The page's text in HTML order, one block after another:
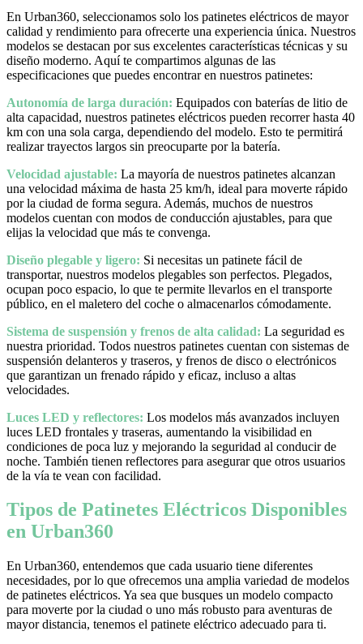
En Urban360, seleccionamos solo los patinetes eléctricos de mayor
calidad y rendimiento para ofrecerte una experiencia única. Nuestros
modelos se destacan por sus excelentes características técnicas y su
diseño moderno. Aquí te compartimos algunas de las
especificaciones que puedes encontrar en nuestros patinetes:
Autonomía de larga duración: Equipados con baterías de litio de
alta capacidad, nuestros patinetes eléctricos pueden recorrer hasta 40
km con una sola carga, dependiendo del modelo. Esto te permitirá
realizar trayectos largos sin preocuparte por la batería.
Velocidad ajustable: La mayoría de nuestros patinetes alcanzan
una velocidad máxima de hasta 25 km/h, ideal para moverte rápido
por la ciudad de forma segura. Además, muchos de nuestros
modelos cuentan con modos de conducción ajustables, para que
elijas la velocidad que más te convenga.
Diseño plegable y ligero: Si necesitas un patinete fácil de
transportar, nuestros modelos plegables son perfectos. Plegados,
ocupan poco espacio, lo que te permite llevarlos en el transporte
público, en el maletero del coche o almacenarlos cómodamente.
Sistema de suspensión y frenos de alta calidad: La seguridad es
nuestra prioridad. Todos nuestros patinetes cuentan con sistemas de
suspensión delanteros y traseros, y frenos de disco o electrónicos
que garantizan un frenado rápido y eficaz, incluso a altas
velocidades.
Luces LED y reflectores: Los modelos más avanzados incluyen
luces LED frontales y traseras, aumentando la visibilidad en
condiciones de poca luz y mejorando la seguridad al conducir de
noche. También tienen reflectores para asegurar que otros usuarios
de la vía te vean con facilidad.
Tipos de Patinetes Eléctricos Disponibles
en Urban360
En Urban360, entendemos que cada usuario tiene diferentes
necesidades, por lo que ofrecemos una amplia variedad de modelos
de patinetes eléctricos. Ya sea que busques un modelo compacto
para moverte por la ciudad o uno más robusto para aventuras de
mayor distancia, tenemos el patinete eléctrico adecuado para ti.